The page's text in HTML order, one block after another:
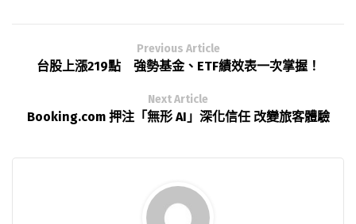
Previous Article
台股上漲219點 強勢基金、ETF績效表一次掌握！
Next Article
Booking.com 押注「無形 AI」深化信任 改變旅客體驗